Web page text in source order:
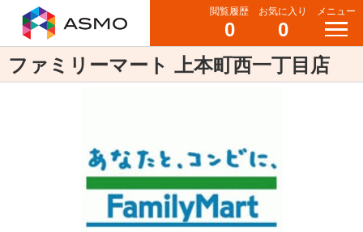
閲覧履歴
0
お気に入り
0
メニュー
ファミリーマート 上本町西一丁目店